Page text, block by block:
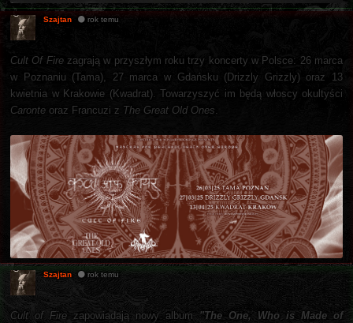
Szajtan rok temu
Cult Of Firezagrają w przyszłym roku trzy koncerty w Polsce: 26 marca
w Poznaniu (Tama), 27 marca w Gdańsku (Drizzly Grizzly) oraz 13
kwietnia w Krakowie (Kwadrat). Towarzyszyć im będą włoscy okultyści
Caronte oraz Francuzi z The Great Old Ones.
Szajtan rok temu
Cult of Fire zapowiadają nowy album
"The One, Who is Made of